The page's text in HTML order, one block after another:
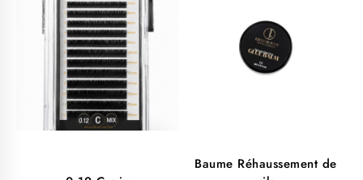
Baume Réhaussement de